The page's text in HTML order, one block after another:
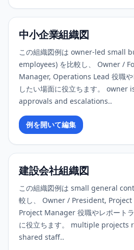
中小企業組織図
この組織図例は owner-led small
employees) を比較し、 Owner /
Manager, Operations Lead 役職や
したい場面に役立ちます。
approvals and escalations..
例を開いて編集
建設会社組織図
この組織図例は small general
較し、 Owner / President,
Project Manager 役職やレポート
に役立ちます。 multiple
shared staff..